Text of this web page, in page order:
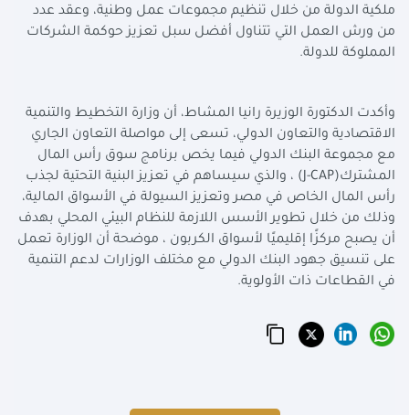
ملكية الدولة من خلال تنظيم مجموعات عمل وطنية، وعقد عدد
من ورش العمل التي تتناول أفضل سبل تعزيز حوكمة الشركات
المملوكة للدولة.
وأكدت الدكتورة الوزيرة رانيا المشاط، أن وزارة التخطيط والتنمية
الاقتصادية والتعاون الدولي، تسعى إلى مواصلة التعاون الجاري
مع مجموعة البنك الدولي فيما يخص برنامج سوق رأس المال
المشترك(J-CAP) ، والذي سيساهم في تعزيز البنية التحتية لجذب
رأس المال الخاص في مصر وتعزيز السيولة في الأسواق المالية،
وذلك من خلال تطوير الأسس اللازمة للنظام البيئي المحلي بهدف
أن يصبح مركزًا إقليميًا لأسواق الكربون ، موضحة أن الوزارة تعمل
على تنسيق جهود البنك الدولي مع مختلف الوزارات لدعم التنمية
في القطاعات ذات الأولوية.